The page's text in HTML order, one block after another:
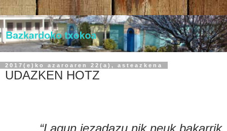
2017(e)ko azaroaren 22(a), asteazkena
UDAZKEN HOTZ
“Lagun iezadazu nik neuk bakarrik